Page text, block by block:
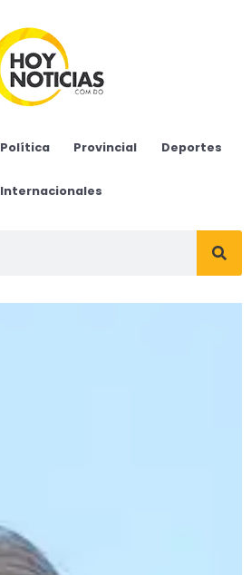
Política Provincial Deportes
Internacionales